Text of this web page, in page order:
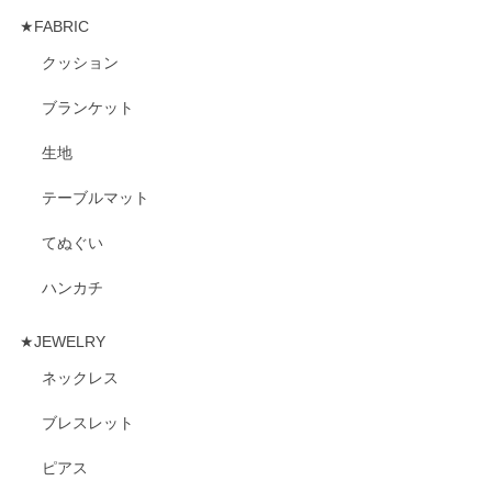
★FABRIC
クッション
ブランケット
生地
テーブルマット
てぬぐい
ハンカチ
★JEWELRY
ネックレス
ブレスレット
ピアス